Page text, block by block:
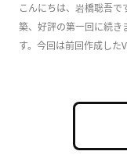
こんにちは、岩橋聡吾で
築、好評の第一回に続き
す。今回は前回作成した